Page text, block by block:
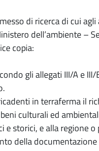
di ricerca di cui
dell’ambiente –
copia:
gli allegati III/A e
in terraferma il
culturali ed
e storici, e alla regione
della